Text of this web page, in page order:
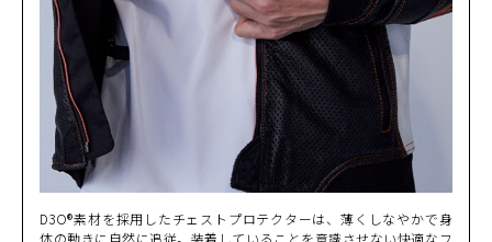
D3O®素材を採用したチェストプロテクターは、薄くしなやかで身
体の動きに自然に追従。装着していることを意識させない快適なフ